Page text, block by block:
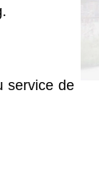
service de